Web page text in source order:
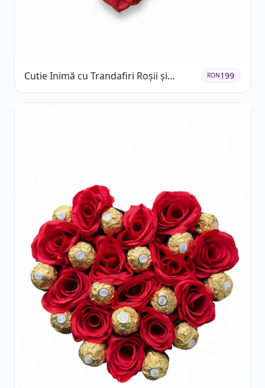
Cutie Inimă cu Trandafiri Roșii și
Raffaello
RON199